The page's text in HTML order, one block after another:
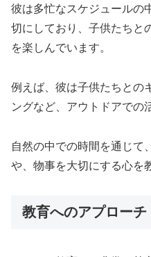
彼は多忙なスケジュールの
切にしており、子供たちと
を楽しんでいます。
例えば、彼は子供たちとの
ングなど、アウトドアでの
自然の中での時間を通じて
や、物事を大切にする心を
教育へのアプロー